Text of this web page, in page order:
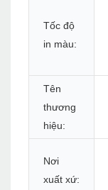
Tốc độ
in màu:
Tên
thương
hiệu:
Nơi
xuất xứ: